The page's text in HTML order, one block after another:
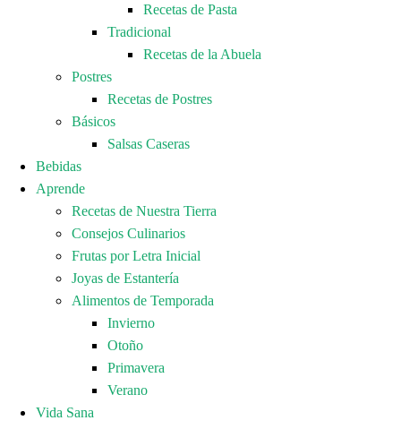
Recetas de Pasta
Tradicional
Recetas de la Abuela
Postres
Recetas de Postres
Básicos
Salsas Caseras
Bebidas
Aprende
Recetas de Nuestra Tierra
Consejos Culinarios
Frutas por Letra Inicial
Joyas de Estantería
Alimentos de Temporada
Invierno
Otoño
Primavera
Verano
Vida Sana